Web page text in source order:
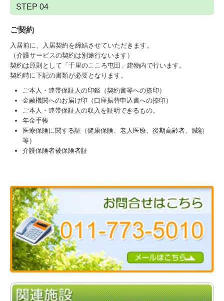
STEP 04
ご契約
入居前に、入居契約を締結させていただきます。
（介護サービスの契約は別途行ないます）
契約は原則として「千里のこころ屯田」建物内で行います。
契約時に下記の書類が必要となります。
ご本人・連帯保証人の印鑑（契約書等への捺印）
金融機関へのお届け印（口座振替申込書への捺印）
ご本人・連帯保証人の収入を証明できるもの。
年金手帳
医療保険に関する証（健康保険、老人医療、後期高齢者、減額
等）
介護保険者被保険者証